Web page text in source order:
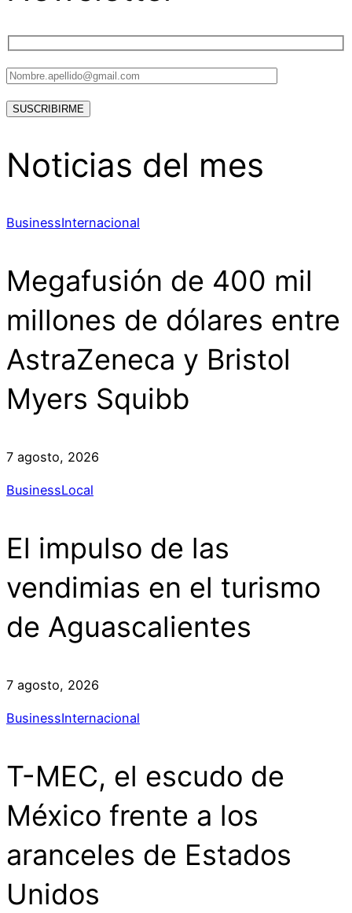
Noticias del mes
BusinessInternacional
Megafusión de 400 mil
millones de dólares entre
AstraZeneca y Bristol
Myers Squibb
7 agosto, 2026
BusinessLocal
El impulso de las
vendimias en el turismo
de Aguascalientes
7 agosto, 2026
BusinessInternacional
T-MEC, el escudo de
México frente a los
aranceles de Estados
Unidos